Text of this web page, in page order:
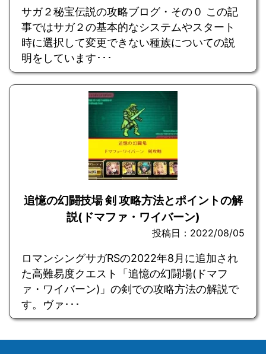
サガ２秘宝伝説の攻略ブログ・その０ この記
事ではサガ２の基本的なシステムやスタート
時に選択して変更できない種族についての説
明をしています･･･
追憶の幻闘技場 剣 攻略方法とポイントの解
説(ドマファ・ワイバーン)
投稿日：2022/08/05
ロマンシングサガRSの2022年8月に追加され
た高難易度クエスト「追憶の幻闘場(ドマフ
ァ・ワイバーン)」の剣での攻略方法の解説で
す。ヴァ･･･